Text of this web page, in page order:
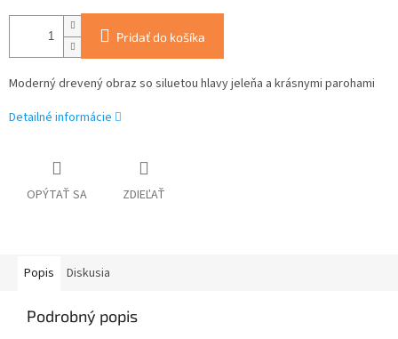
Pridať do košíka
Moderný drevený obraz so siluetou hlavy jeleňa a krásnymi parohami
Detailné informácie
OPÝTAŤ SA ZDIEĽAŤ
Popis Diskusia
Podrobný popis